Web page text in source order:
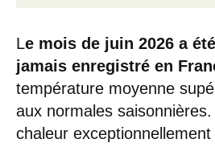
Le mois de juin 2026 a
jamais enregistré en
température moyenne
aux normales
chaleur